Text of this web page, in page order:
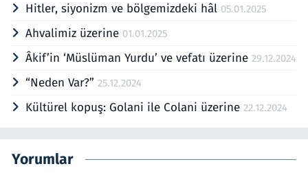
Hitler, siyonizm ve bölgemizdeki hâl 05.01.2025
Ahvalimiz üzerine 01.01.2025
Âkif’in ‘Müslüman Yurdu’ ve vefatı üzerine 29.12.2024
“Neden Var?” 25.12.2024
Kültürel kopuş: Golani ile Colani üzerine 22.12.2024
Yorumlar